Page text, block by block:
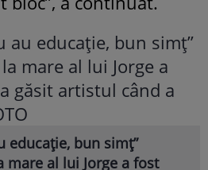
educație, bun simț”
mare al lui Jorge a fost